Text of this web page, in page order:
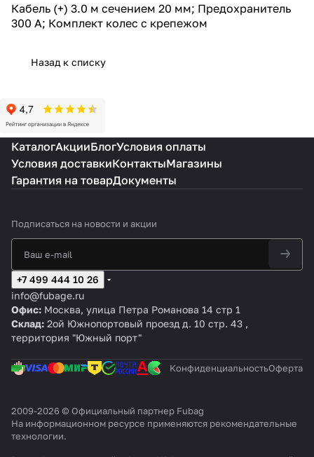
Кабель (+) 3.0 м сечением 20 мм; Предохранитель
300 А; Комплект колес с крепежом
Назад к списку
КаталогАкцииБлогУсловия оплаты
Условия доставкиКонтактыМагазины
Гарантия на товарДокументы
Подписаться на новости и акции
+7 499 444 10 26
info@fubage.ru
Офис: Москва, улица Петра Романова 14 стр 1
Склад: 2ой Южнопортовый проезд д. 10 стр. 43 ,
территория "Южный порт"
КонфиденциальностьОферта
2009-2026 © Официальный партнер Fubag
На информационном ресурсе применяются рекомендательные
технологии.